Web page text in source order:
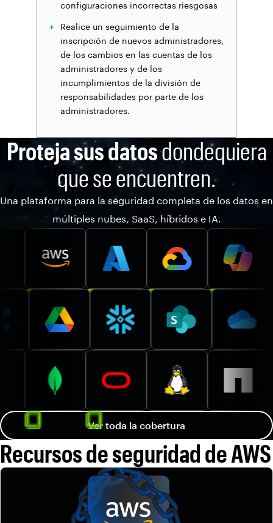
configuraciones incorrectas riesgosas
Realice un seguimiento de la
inscripción de nuevos administradores,
de los cambios en las cuentas de los
administradores y de los
incumplimientos de la división de
responsabilidades por parte de los
administradores.
Proteja sus datosdondequiera
que se encuentren.
Una plataforma para la seguridad completa de los datos en
múltiples nubes, SaaS, híbridos e IA.
Ver toda la cobertura
Recursos de seguridad de AWS